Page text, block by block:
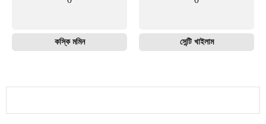
কস্কি মমিন সেন্টি খাইলাম